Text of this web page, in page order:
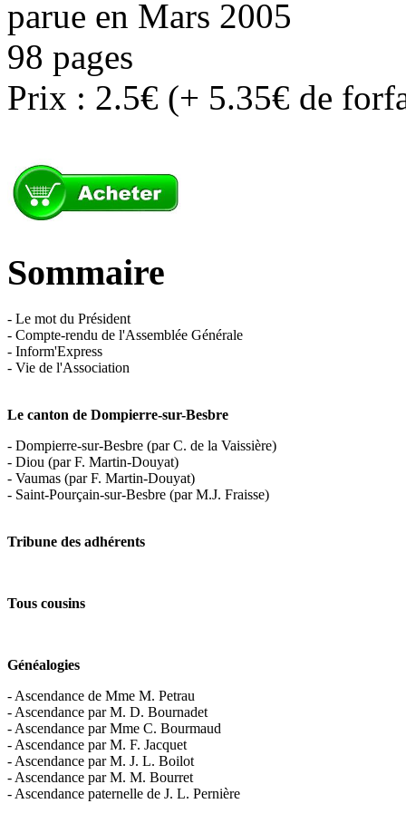
parue en Mars 2005
98 pages
Prix : 2.5€ (+ 5.35€ de
Sommaire
- Le mot du Président
- Compte-rendu de l'Assemblée Générale
- Inform'Express
- Vie de l'Association
Le canton de Dompierre-sur-Besbre
- Dompierre-sur-Besbre (par C. de la Vaissière)
- Diou (par F. Martin-Douyat)
- Vaumas (par F. Martin-Douyat)
- Saint-Pourçain-sur-Besbre (par M.J. Fraisse)
Tribune des adhérents
Tous cousins
Généalogies
- Ascendance de Mme M. Petrau
- Ascendance par M. D. Bournadet
- Ascendance par Mme C. Bourmaud
- Ascendance par M. F. Jacquet
- Ascendance par M. J. L. Boilot
- Ascendance par M. M. Bourret
- Ascendance paternelle de J. L. Pernière